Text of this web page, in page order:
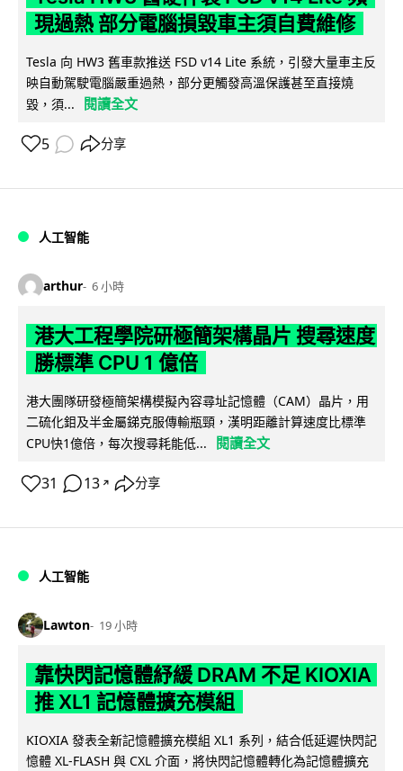
現過熱 部分電腦損毀車主須自費維修
Tesla 向 HW3 舊車款推送 FSD v14 Lite 系統，引發大量車主反
映自動駕駛電腦嚴重過熱，部分更觸發高溫保護甚至直接燒
毀，須...
閱讀全文
5 分享
人工智能
arthur 6 小時
港大工程學院研極簡架構晶片 搜尋速度
勝標準 CPU 1 億倍
港大團隊研發極簡架構模擬內容尋址記憶體（CAM）晶片，用
二硫化鉬及半金屬銻克服傳輸瓶頸，漢明距離計算速度比標準
CPU快1億倍，每次搜尋耗能低...
閱讀全文
31 13 ↗ 分享
人工智能
Lawton 19 小時
靠快閃記憶體紓緩 DRAM 不足 KIOXIA
推 XL1 記憶體擴充模組
KIOXIA 發表全新記憶體擴充模組 XL1 系列，結合低延遲快閃記
憶體 XL-FLASH 與 CXL 介面，將快閃記憶體轉化為記憶體擴充